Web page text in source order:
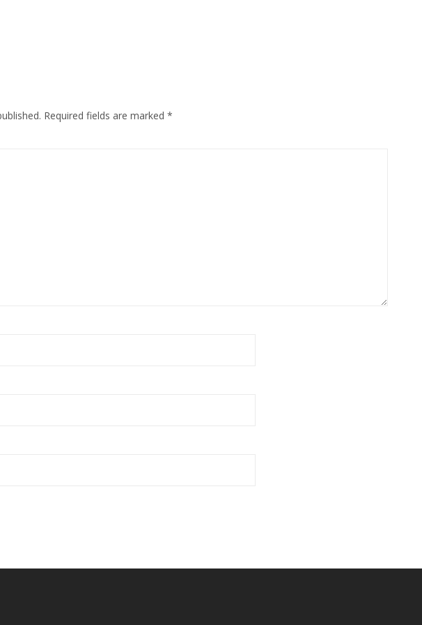
Required fields are marked *